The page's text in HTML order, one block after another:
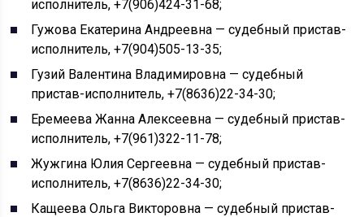
исполнитель, +7(906)424-31-68;
Гужова Екатерина Андреевна — судебный пристав-
исполнитель, +7(904)505-13-35;
Гузий Валентина Владимировна — судебный
пристав-исполнитель, +7(8636)22-34-30;
Еремеева Жанна Алексеевна — судебный пристав-
исполнитель, +7(961)322-11-78;
Жужгина Юлия Сергеевна — судебный пристав-
исполнитель, +7(8636)22-34-30;
Кащеева Ольга Викторовна — судебный пристав-